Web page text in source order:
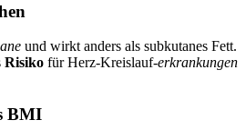
und wirkt anders als subkutanes Fett.
Risiko für Herz-Kreislauf-erkrankungen
BMI